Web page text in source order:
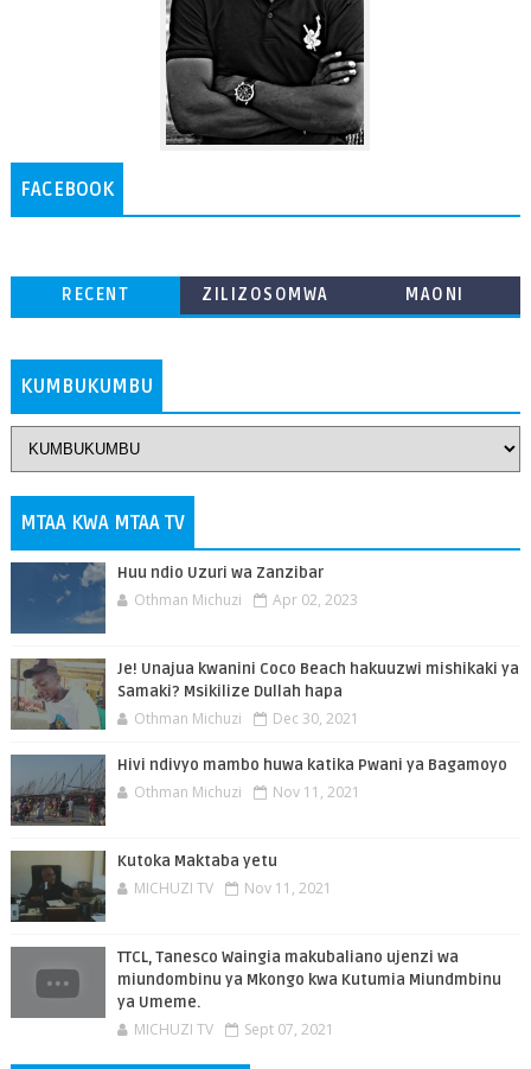
FACEBOOK
RECENT
ZILIZOSOMWA
MAONI
KUMBUKUMBU
MTAA KWA MTAA TV
Huu ndio Uzuri wa Zanzibar
Othman Michuzi Apr 02, 2023
Je! Unajua kwanini Coco Beach hakuuzwi mishikaki ya
Samaki? Msikilize Dullah hapa
Othman Michuzi Dec 30, 2021
Hivi ndivyo mambo huwa katika Pwani ya Bagamoyo
Othman Michuzi Nov 11, 2021
Kutoka Maktaba yetu
MICHUZI TV Nov 11, 2021
TTCL, Tanesco Waingia makubaliano ujenzi wa
miundombinu ya Mkongo kwa Kutumia Miundmbinu
ya Umeme.
MICHUZI TV Sept 07, 2021